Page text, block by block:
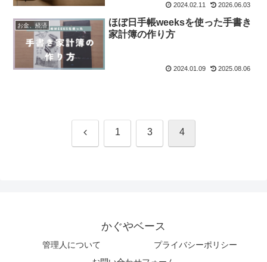
2024.02.11 2026.06.03
お金、経済
ほぼ日手帳weeksを使った手書き
家計簿の作り方
2024.01.09 2025.08.06
前 1 3 4
かぐやベース
管理人について
プライバシーポリシー